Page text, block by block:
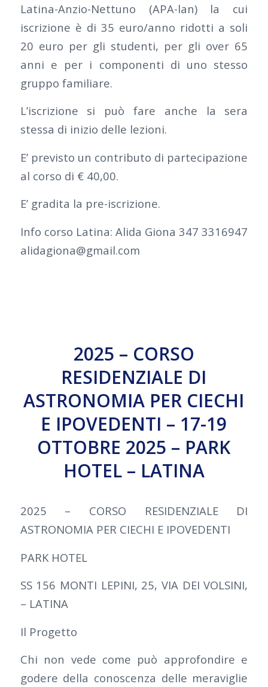
Latina-Anzio-Nettuno (APA-lan) la cui
iscrizione è di 35 euro/anno ridotti a soli
20 euro per gli studenti, per gli over 65
anni e per i componenti di uno stesso
gruppo familiare.
L’iscrizione si può fare anche la sera
stessa di inizio delle lezioni.
E’ previsto un contributo di partecipazione
al corso di € 40,00.
E’ gradita la pre-iscrizione.
Info corso Latina: Alida Giona 347 3316947
alidagiona@gmail.com
2025 – CORSO
RESIDENZIALE DI
ASTRONOMIA PER CIECHI
E IPOVEDENTI – 17-19
OTTOBRE 2025 – PARK
HOTEL – LATINA
2025 – CORSO RESIDENZIALE DI
ASTRONOMIA PER CIECHI E IPOVEDENTI
PARK HOTEL
SS 156 MONTI LEPINI, 25, VIA DEI VOLSINI,
– LATINA
Il Progetto
Chi non vede come può approfondire e
godere della conoscenza delle meraviglie